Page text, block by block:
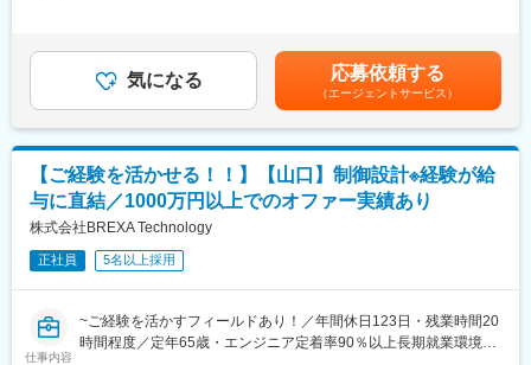
※2026年7月からスタートです。
・顧客管理、契約に関する対応
◇マニュアル制作業務
・制作に関する一連の業務（ディレクションから実務まで）
・業務に関する育成・教育
■働く環境／魅力：
◎チャレンジ精神があればいろいろな事ができる社風
◎フレックスタイム制度や在宅勤務制度（規定あり）もあり、フ
レキシブルに働ける環境
◎マニュアル制作だけでなく、IT技術を融合させたマニュアル関
じて上下する可能性があります。月給(月額)は固定手当を含めた表
記です。気になる 応募依頼する
（エージェントサービス）
【ご経験を活かせる！！】【山口】制御設計※経験が給
与に直結／1000万円以上でのオファー実績あり
株式会社BREXA Technology
正社員 5名以上採用
仕事内容
~ご経験を活かすフィールドあり！／年間休日123日・残業時間20
時間程度／定年65歳・エンジニア定着率90％以上長期就業環境あ